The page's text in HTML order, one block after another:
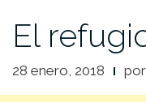
El
28 enero, 2018 por